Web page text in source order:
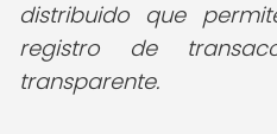
distribuido que
registro de
transparente.